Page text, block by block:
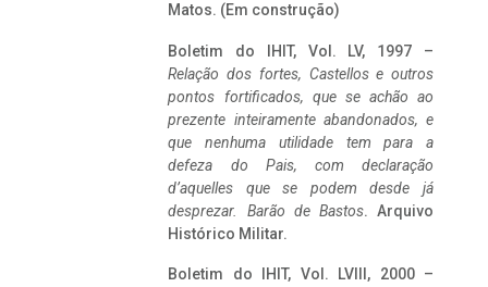
Matos. (Em construção)
Boletim do IHIT, Vol. LV, 1997 –
Relação dos fortes, Castellos e outros
pontos fortificados, que se achão ao
prezente inteiramente abandonados, e
que nenhuma utilidade tem para a
defeza do Pais, com declaração
d’aquelles que se podem desde já
desprezar. Barão de Bastos. Arquivo
Histórico Militar.
Boletim do IHIT, Vol. LVIII, 2000 –